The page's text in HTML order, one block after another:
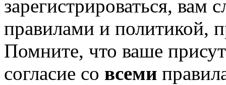
зарегистрироваться, вам
правилами и политикой,
Помните, что ваше
согласие со всеми